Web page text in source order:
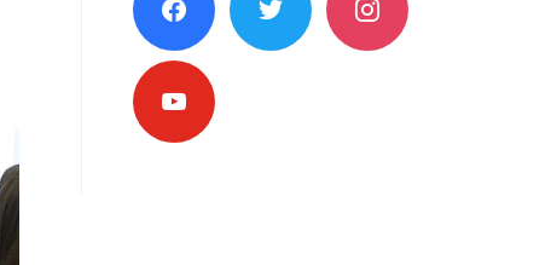
youtube